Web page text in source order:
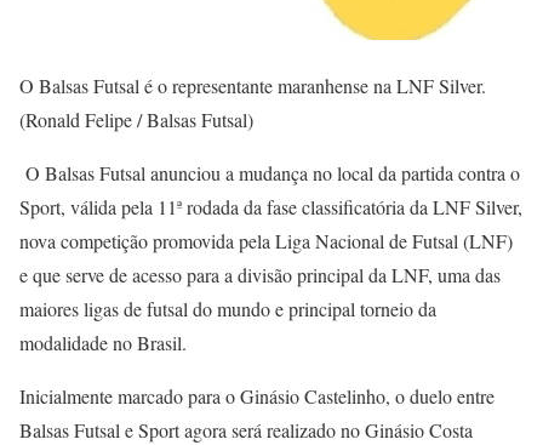
O Balsas Futsal é o representante maranhense na LNF Silver.
(Ronald Felipe / Balsas Futsal)
O Balsas Futsal anunciou a mudança no local da partida contra o
Sport, válida pela 11ª rodada da fase classificatória da LNF Silver,
nova competição promovida pela Liga Nacional de Futsal (LNF)
e que serve de acesso para a divisão principal da LNF, uma das
maiores ligas de futsal do mundo e principal torneio da
modalidade no Brasil.
Inicialmente marcado para o Ginásio Castelinho, o duelo entre
Balsas Futsal e Sport agora será realizado no Ginásio Costa